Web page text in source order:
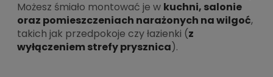
Możesz śmiało montować je w kuchni, salonie
oraz pomieszczeniach narażonych na wilgoć,
takich jak przedpokoje czy łazienki (z
wyłączeniem strefy prysznica).